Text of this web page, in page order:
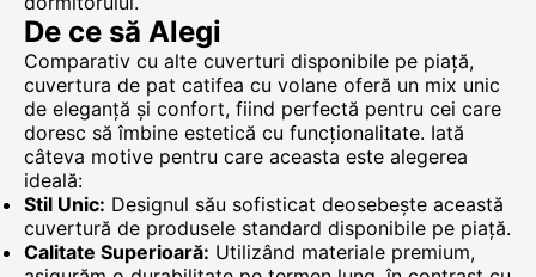
De ce să Alegi
Comparativ cu alte cuverturi disponibile pe piață,
cuvertura de pat catifea cu volane oferă un mix unic
de eleganță și confort, fiind perfectă pentru cei care
doresc să îmbine estetică cu funcționalitate. Iată
câteva motive pentru care aceasta este alegerea
ideală:
Stil Unic: Designul său sofisticat deosebește această
cuvertură de produsele standard disponibile pe piață.
Calitate Superioară: Utilizând materiale premium,